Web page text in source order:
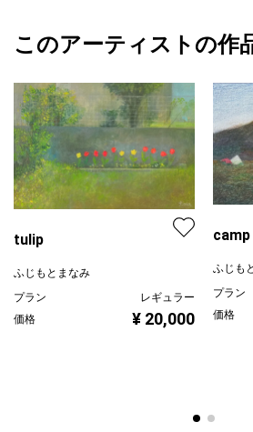
このアーティストの作
tulip
ふじもとまなみ
プラン
レギュラー
価格
¥ 20,000
camp
ふじも
プラン
価格